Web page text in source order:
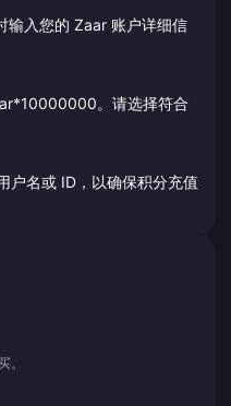
输入您的 Zaar 账户详细信
。请选择符合
户名或 ID，以确保积分充值
。